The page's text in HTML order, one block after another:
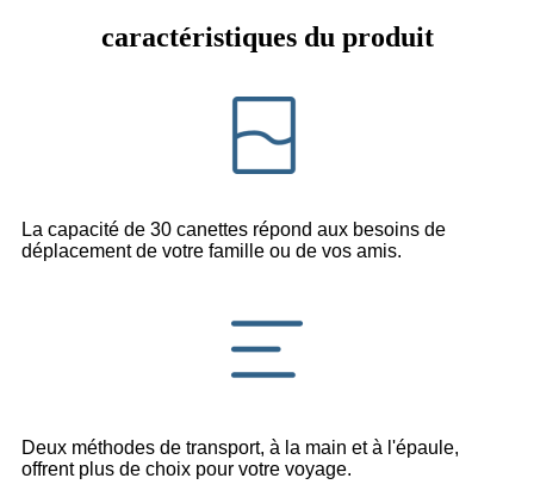
caractéristiques du produit
La capacité de 30 canettes répond aux besoins de
déplacement de votre famille ou de vos amis.
Deux méthodes de transport, à la main et à l'épaule,
offrent plus de choix pour votre voyage.